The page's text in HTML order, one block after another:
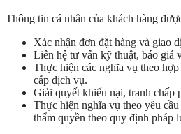
Thông tin cá nhân của khách hàng
Xác nhận đơn đặt hàng và giao
Liên hệ tư vấn kỹ thuật, báo giá
Thực hiện các nghĩa vụ theo
cấp dịch vụ.
Giải quyết khiếu nại, tranh chấp
Thực hiện nghĩa vụ theo yêu
thẩm quyền theo quy định pháp